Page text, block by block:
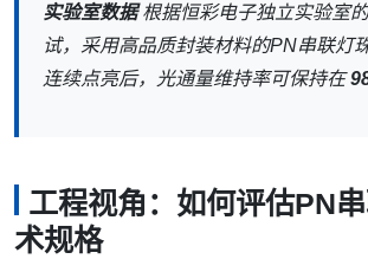
实验室数据根据恒彩电子独立实验室
试，采用高品质封装材料的PN串联灯
连续点亮后，光通量维持率可保持在
工程视角：如何评估PN
术规格